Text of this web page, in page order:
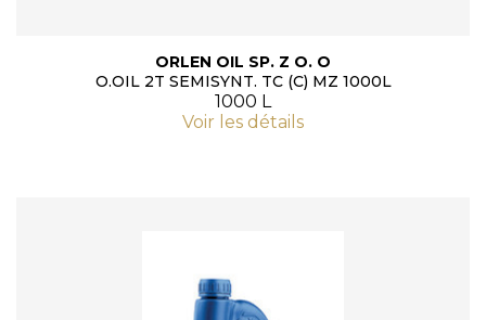
ORLEN OIL SP. Z O. O
O.OIL 2T SEMISYNT. TC (C) MZ 1000L
1000 L
Voir les détails